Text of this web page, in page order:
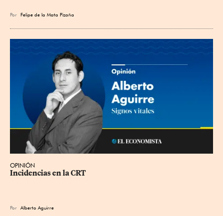
Por Felipe de la Mata Pizaña
OPINIÓN
Incidencias en la CRT
Por Alberto Aguirre